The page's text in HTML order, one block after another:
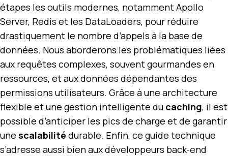
étapes les outils modernes, notamment Apollo
Server, Redis et les DataLoaders, pour réduire
drastiquement le nombre d’appels à la base de
données. Nous aborderons les problématiques liées
aux requêtes complexes, souvent gourmandes en
ressources, et aux données dépendantes des
permissions utilisateurs. Grâce à une architecture
flexible et une gestion intelligente du caching, il est
possible d’anticiper les pics de charge et de garantir
une scalabilité durable. Enfin, ce guide technique
s’adresse aussi bien aux développeurs back-end